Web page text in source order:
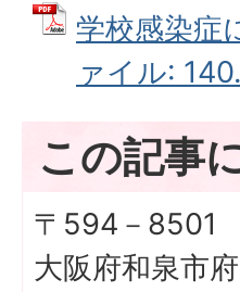
学校感染症
ァイル:
この記事
〒594－8501
大阪府和泉市